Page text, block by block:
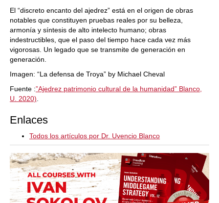
El “discreto encanto del ajedrez” está en el origen de obras
notables que constituyen pruebas reales por su belleza,
armonía y síntesis de alto intelecto humano; obras
indestructibles, que el paso del tiempo hace cada vez más
vigorosas. Un legado que se transmite de generación en
generación.
Imagen: “La defensa de Troya” by Michael Cheval
Fuente :”Ajedrez patrimonio cultural de la humanidad” Blanco,
U. 2020)
Enlaces
Todos los artículos por Dr. Uvencio Blanco